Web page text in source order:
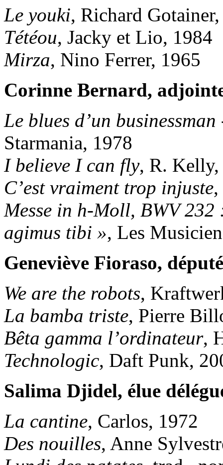
Le youki, Richard
Tétéou, Jacky et Lio, 1984
Mirza, Nino Ferrer, 1965
Corinne Bernard,
Le blues d’un
Starmania, 1978
I believe I can fly, R. Kelly,
C’est vraiment trop injuste
Messe in h-Moll, BWV
agimus tibi », Les
Geneviève Fioraso,
We are the robots,
La bamba triste, Pierre
Bêta gamma l’ordinateur,
Technologic, Daft Punk,
Salima Djidel, élue
La cantine, Carlos, 1972
Des nouilles, Anne